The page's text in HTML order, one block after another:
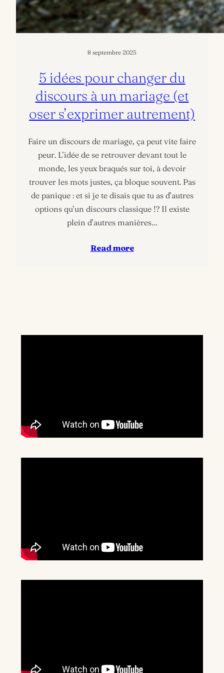
8 septembre 2025
5 idées pour changer du
discours à un mariage (et
oser s’exprimer autrement)
Faire un discours de mariage, ça peut vite faire
peur. L’idée de se retrouver devant tout le
monde, les yeux braqués sur toi, à devoir
trouver les mots justes, ça bloque souvent. Pas
de panique : et si je te disais que tu as d’autres
options qu’un discours classique !? Il existe
plein d’autres manières…
Read more